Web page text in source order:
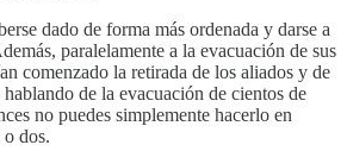
dado de forma más ordenada y darse a
paralelamente a la evacuación de sus
comenzado la retirada de los aliados y de
de la evacuación de cientos de
no puedes simplemente hacerlo en
o dos.